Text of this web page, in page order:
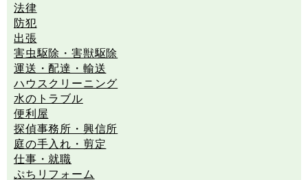
法律
防犯
出張
害虫駆除・害獣駆除
運送・配達・輸送
ハウスクリーニング
水のトラブル
便利屋
探偵事務所・興信所
庭の手入れ・剪定
仕事・就職
ぷちリフォーム